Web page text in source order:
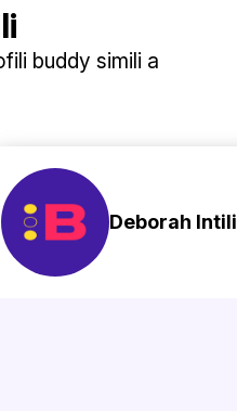
buddy simili a
Deborah Intili